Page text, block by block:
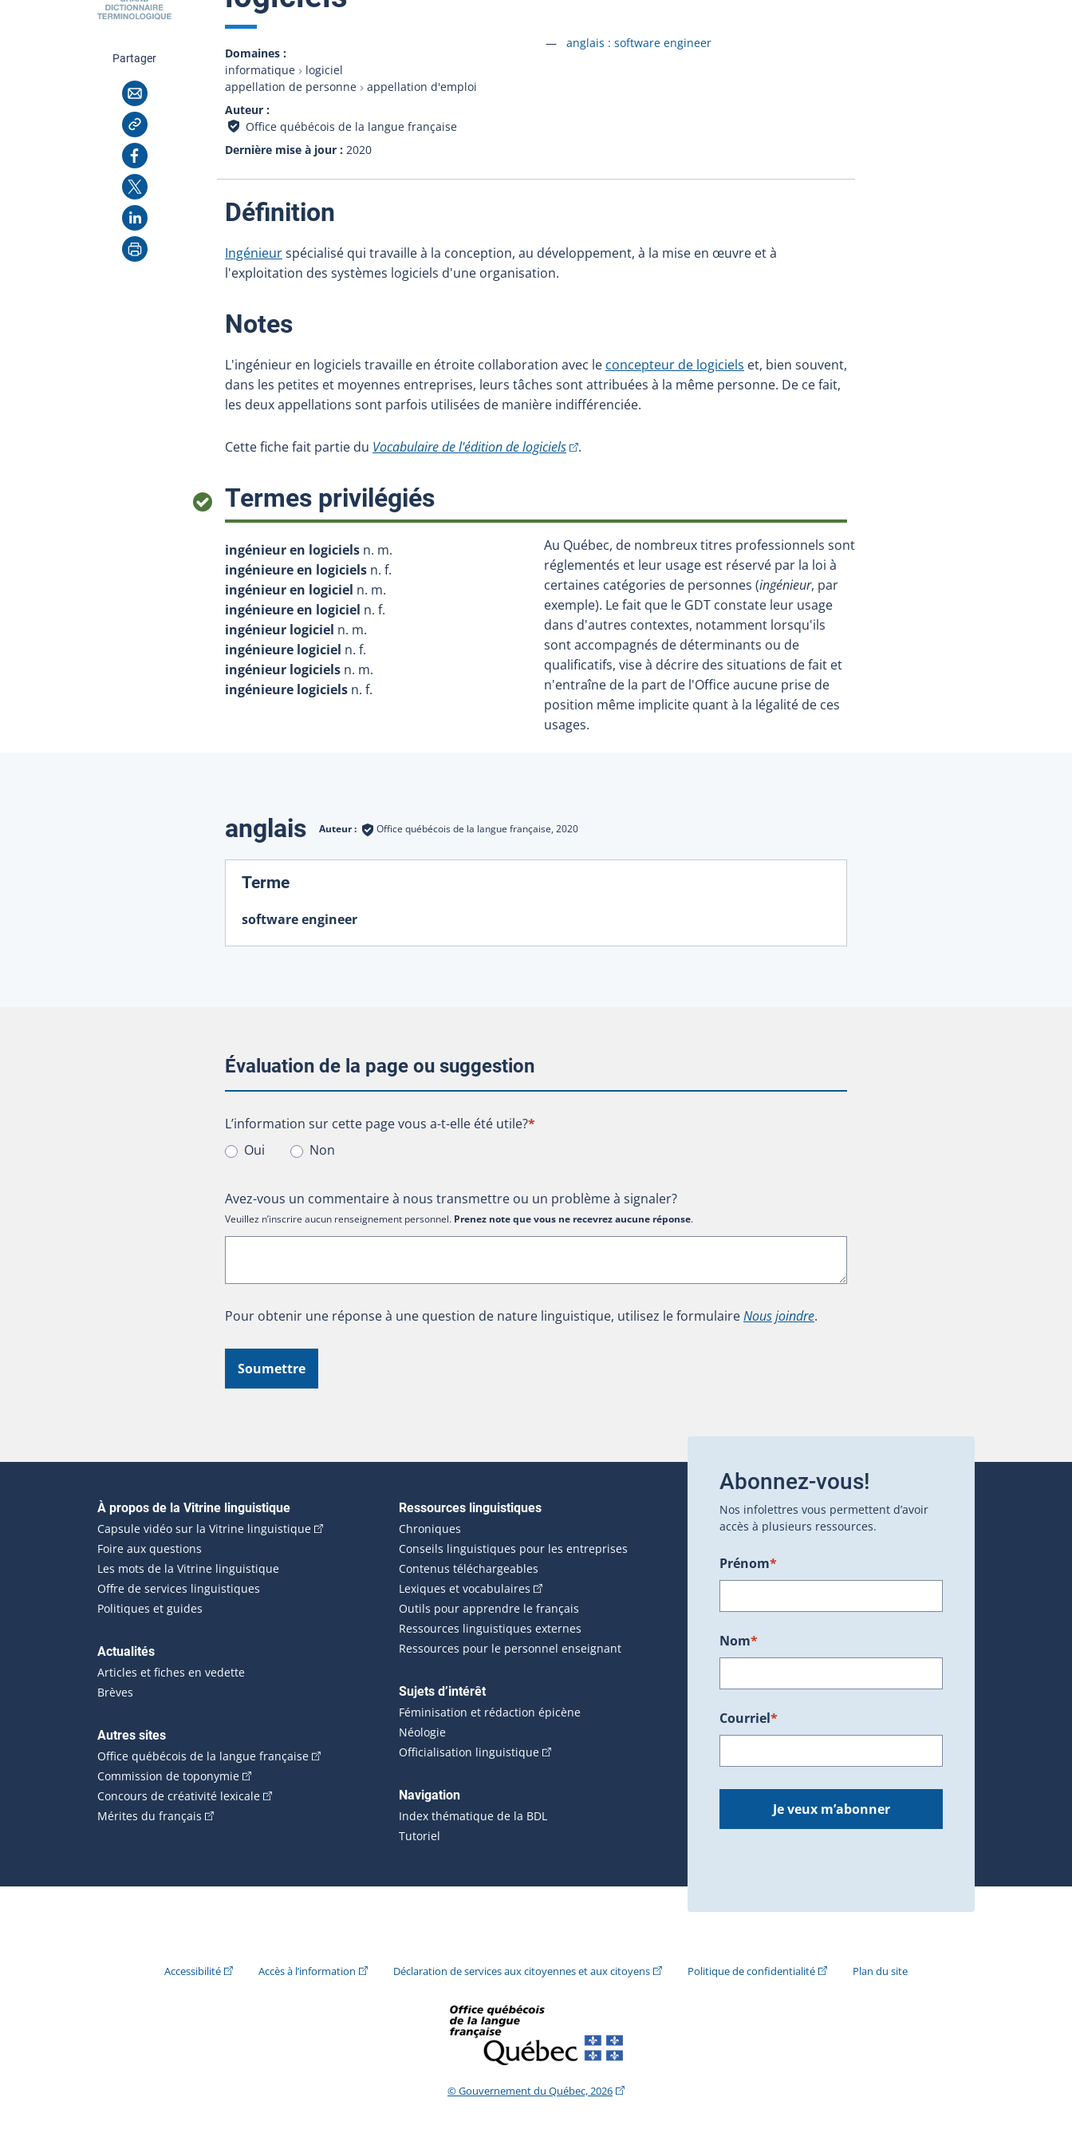
Domaines
informatique
logiciel
appellation de personne
appellation d'emploi
Auteur
Office québécois de la langue française
Dernière mise à jour
2020
Accéder à la fiche en
anglais : software engineer
Partagercette page
Courriel
Copier l'adresse
Facebook
X
LinkedIn
Imprimer
Définition
Ingénieurspécialisé qui travaille à la conception, au développement, à la mise en œuvre et à
l'exploitation des systèmes logiciels d'une organisation.
Notes:
L'ingénieur en logiciels travaille en étroite collaboration avec le concepteur de logiciels et, bien souvent,
dans les petites et moyennes entreprises, leurs tâches sont attribuées à la même personne. De ce fait,
les deux appellations sont parfois utilisées de manière indifférenciée.
Cette fiche fait partie du Vocabulaire de l'édition de logiciels(Cet hyperlien externe s'ouvrira dans une nouvelle fenêtre.)
.
Termes privilégiés:
ingénieur en logiciels n. m.
ingénieure en logiciels n. f.
ingénieur en logiciel n. m.
ingénieure en logiciel n. f.
ingénieur logiciel n. m.
ingénieure logiciel n. f.
ingénieur logiciels n. m.
ingénieure logiciels n. f.
Au Québec, de nombreux titres professionnels sont
réglementés et leur usage est réservé par la loi à
certaines catégories de personnes (ingénieur, par
exemple). Le fait que le GDT constate leur usage
dans d'autres contextes, notamment lorsqu'ils
sont accompagnés de déterminants ou de
qualificatifs, vise à décrire des situations de fait et
n'entraîne de la part de l'Office aucune prise de
position même implicite quant à la légalité de ces
usages.
Traductions
anglais Auteur : Office québécois de la langue française, 2020
Terme:
software engineer
Évaluation de la page ou suggestion
L’information sur cette page vous a-t-elle été utile?
L’information sur cette page vous a-t-elle été utile?*
Oui
Non
Avez-vous un commentaire à nous transmettre ou un problème à signaler?
Veuillez n’inscrire aucun renseignement personnel. Prenez note que vous ne recevrez aucune réponse.
Pour obtenir une réponse à une question de nature linguistique, utilisez le formulaireNous joindre.
Soumettre
Navigation principale
À propos de la Vitrine linguistique
Capsule vidéo sur la Vitrine linguistique(Cet hyperlien externe s'ouvrira dans une nouvelle fenêtre.)
Foire aux questions
Les mots de la Vitrine linguistique
Offre de services linguistiques
Politiques et guides
Actualités
Articles et fiches en vedette
Brèves
Autres sites
Office québécois de la langue française(Cet hyperlien externe s'ouvrira dans une nouvelle fenêtre.)
Commission de toponymie(Cet hyperlien externe s'ouvrira dans une nouvelle fenêtre.)
Concours de créativité lexicale(Cet hyperlien externe s'ouvrira dans une nouvelle fenêtre.)
Mérites du français (Cet hyperlien externe s'ouvrira dans une nouvelle fenêtre.)
Ressources linguistiques
Chroniques
Conseils linguistiques pour les entreprises
Contenus téléchargeables
Lexiques et vocabulaires (Cet hyperlien externe s'ouvrira dans une nouvelle fenêtre.)
Outils pour apprendre le français
Ressources linguistiques externes
Ressources pour le personnel enseignant
Sujets d’intérêt
Féminisation et rédaction épicène
Néologie
Officialisation linguistique(Cet hyperlien externe s'ouvrira dans une nouvelle fenêtre.)
Navigation
Index thématique de la BDL
Tutoriel
Abonnez-vous!
Nos infolettres vous permettent d’avoir
accès à plusieurs ressources.
Prénom*
Nom*
Courriel*
Je veux m’abonner
Accessibilité(Cet hyperlien externe s'ouvrira dans une nouvelle fenêtre.)
Accès à l’information (Cet hyperlien externe s'ouvrira dans une nouvelle fenêtre.)
Déclaration de services aux citoyennes et aux citoyens(Cet hyperlien externe s'ouvrira dans une nouvelle fenêtre.)
Politique de confidentialité(Cet hyperlien externe s'ouvrira dans une nouvelle
Plan du site
© Gouvernement du Québec, 2026(Cet hyperlien externe s'ouvrira dans une nouvelle fenêtre.)